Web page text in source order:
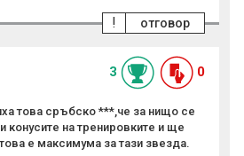
отговор
!
3 0
това сръбско ***,че за нищо се
конусите на тренировките и ще
е максимума за тази звезда.